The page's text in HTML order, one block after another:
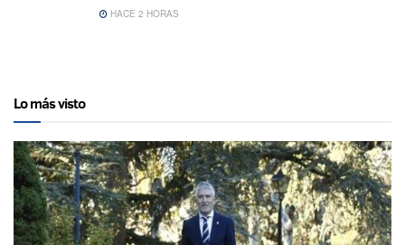
HACE 2 HORAS
Lo más visto